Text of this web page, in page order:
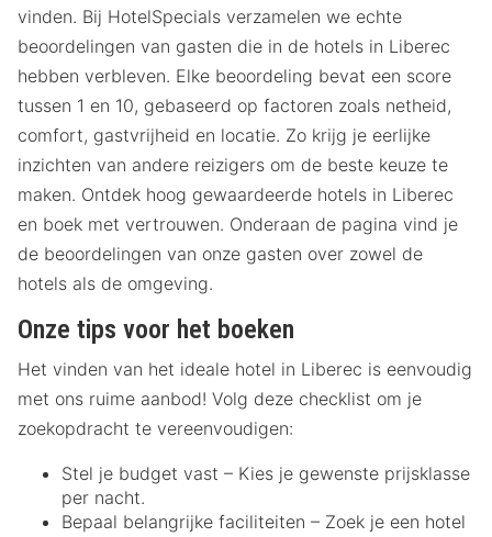
vinden. Bij HotelSpecials verzamelen we echte
beoordelingen van gasten die in de hotels in Liberec
hebben verbleven. Elke beoordeling bevat een score
tussen 1 en 10, gebaseerd op factoren zoals netheid,
comfort, gastvrijheid en locatie. Zo krijg je eerlijke
inzichten van andere reizigers om de beste keuze te
maken. Ontdek hoog gewaardeerde hotels in Liberec
en boek met vertrouwen. Onderaan de pagina vind je
de beoordelingen van onze gasten over zowel de
hotels als de omgeving.
Onze tips voor het boeken
Het vinden van het ideale hotel in Liberec is eenvoudig
met ons ruime aanbod! Volg deze checklist om je
zoekopdracht te vereenvoudigen:
Stel je budget vast – Kies je gewenste prijsklasse
per nacht.
Bepaal belangrijke faciliteiten – Zoek je een hotel